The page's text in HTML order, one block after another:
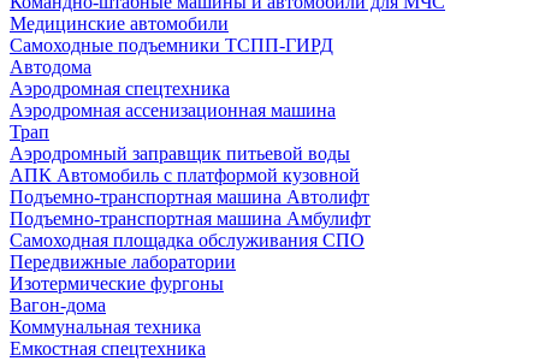
Медицинские автомобили
Самоходные подъемники ТСПП-ГИРД
Автодома
Аэродромная спецтехника
Аэродромная ассенизационная машина
Трап
Аэродромный заправщик питьевой воды
АПК Автомобиль с платформой кузовной
Подъемно-транспортная машина Автолифт
Подъемно-транспортная машина Амбулифт
Самоходная площадка обслуживания СПО
Передвижные лаборатории
Изотермические фургоны
Вагон-дома
Коммунальная техника
Емкостная спецтехника